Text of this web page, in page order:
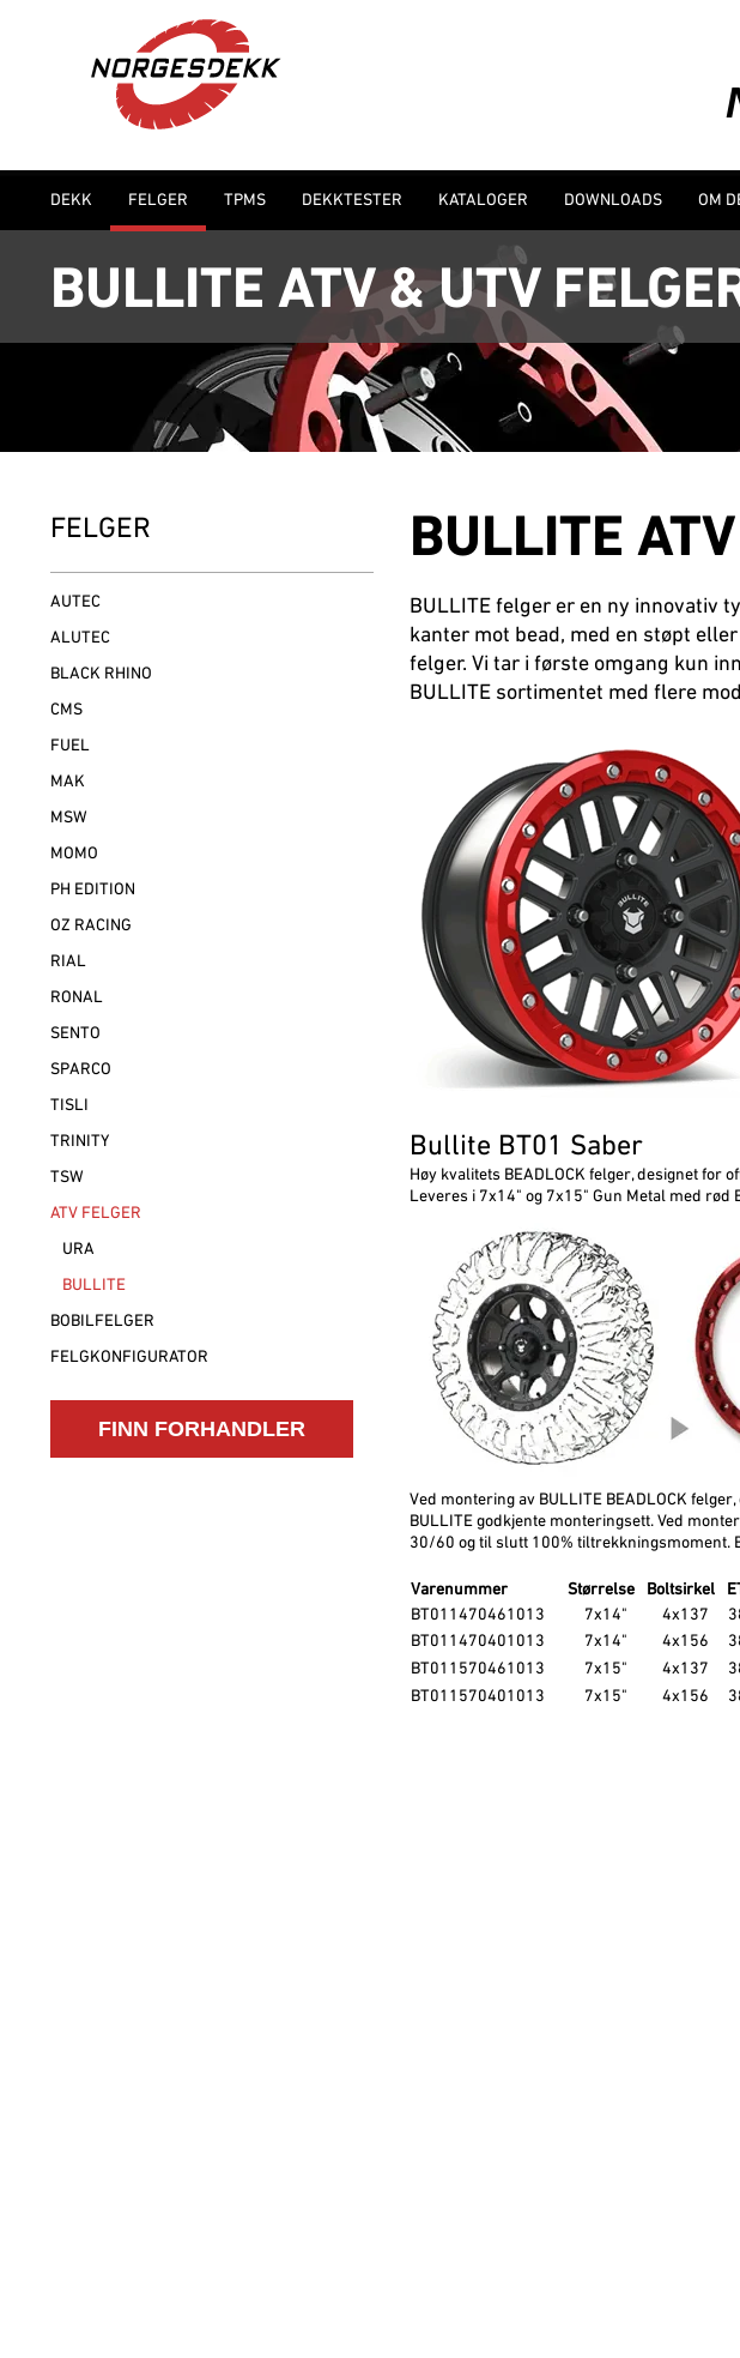
DEKK FELGER TPMS DEKKTESTER KATALOGER DOWNLOADS OM
BULLITE ATV & UTV
FELGER
AUTEC
ALUTEC
BLACK RHINO
CMS
FUEL
MAK
MSW
MOMO
PH EDITION
OZ RACING
RIAL
RONAL
SENTO
SPARCO
TISLI
TRINITY
TSW
ATV FELGER
URA
BULLITE
BOBILFELGER
FELGKONFIGURATOR
BULLITE
BULLITE felger er en ny innovativ
kanter mot bead, med en støpt
felger. Vi tar i første omgang kun
BULLITE sortimentet med flere
Bullite BT01 Saber
Høy kvalitets BEADLOCK felger, designet for
Leveres i 7x14" og 7x15" Gun Metal med rød
Ved montering av BULLITE BEADLOCK
BULLITE godkjente monteringsett. Ved
30/60 og til slutt 100% tiltrekkningsmoment.
Varenummer Størrelse Boltsirkel
BT011470461013
7x14" 4x137
BT011470401013
7x14" 4x156
BT011570461013
7x15" 4x137
BT011570401013
7x15" 4x156